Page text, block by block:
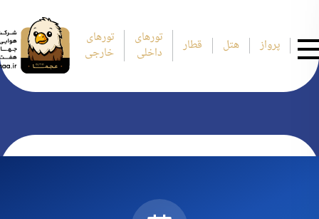
پرواز هتل قطار
تورهای
داخلی
تورهای
خارجی